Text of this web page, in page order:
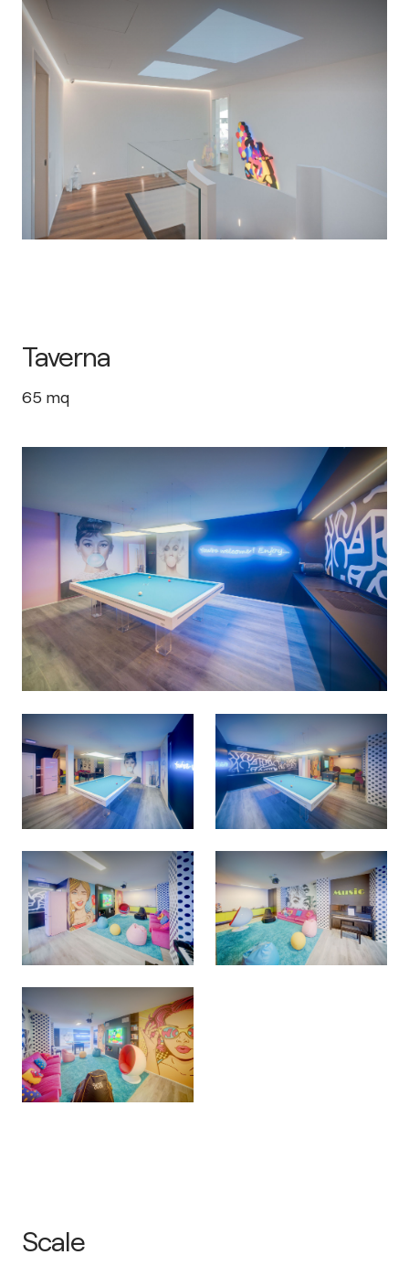
Taverna
65 mq
Scale